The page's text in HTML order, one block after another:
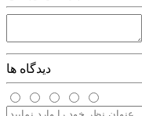
مناسب برای استفاده
زنانه
دیدگاه ها